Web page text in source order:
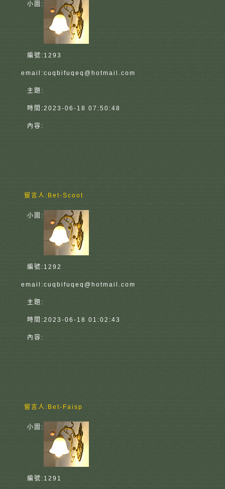
小圖:
編號: 1293
email:cuqbifuqeq@hotmail.com
主題:
時間:2023-06-18 07:50:48
內容:
留言人: Bet-Scoot
小圖:
編號: 1292
email:cuqbifuqeq@hotmail.com
主題:
時間:2023-06-18 01:02:43
內容:
留言人: Bet-Faisp
小圖:
編號: 1291